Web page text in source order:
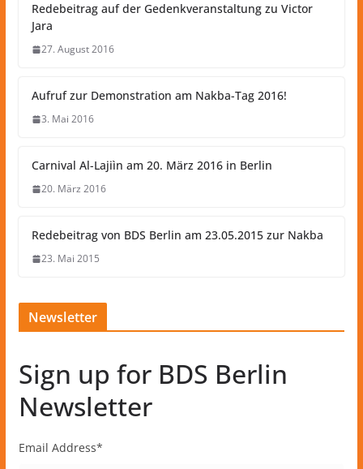
Redebeitrag auf der Gedenkveranstaltung zu Victor
Jara
27. August 2016
Aufruf zur Demonstration am Nakba-Tag 2016!
3. Mai 2016
Carnival Al-Lajiìn am 20. März 2016 in Berlin
20. März 2016
Redebeitrag von BDS Berlin am 23.05.2015 zur Nakba
23. Mai 2015
Newsletter
Sign up for BDS Berlin
Newsletter
Email Address*